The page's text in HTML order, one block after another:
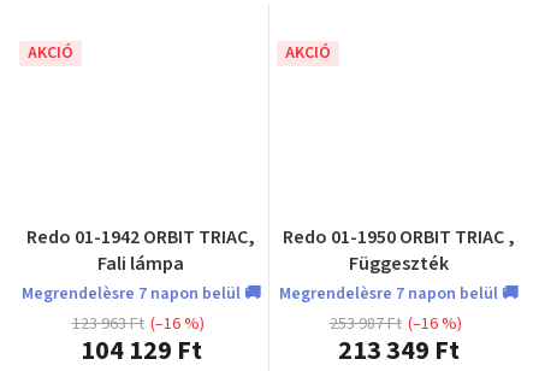
AKCIÓ
Redo 01-1942 ORBIT TRIAC,
Fali lámpa
Megrendelèsre 7 napon belül 🚚
104 129 Ft
123 963 Ft (–16 %)
AKCIÓ
Redo 01-1950 ORBIT TRIAC ,
Függeszték
Megrendelèsre 7 napon belül 🚚
213 349 Ft
253 987 Ft (–16 %)